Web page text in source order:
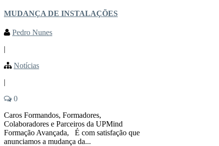
MUDANÇA DE INSTALAÇÕES
Pedro Nunes
|
Notícias
|
0
Caros Formandos, Formadores,
Colaboradores e Parceiros da UPMind
Formação Avançada, É com satisfação que
anunciamos a mudança da...